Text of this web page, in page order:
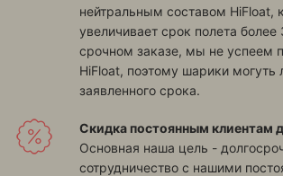
нейтральным составом HiFloat,
увеличивает срок полета
срочном заказе, мы не успеем
HiFloat, поэтому шарики могуть
заявленного срока.
Скидка постоянным клиентам
Основная наша цель -
сотрудничество с нашими